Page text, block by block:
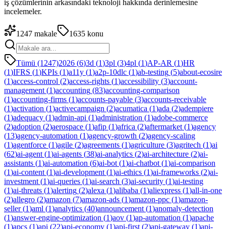
iş çözümlerinin arkasındaki teknoloji hakkında derinlemesine
incelemeler.
1247 makale 1635 konu
Tümü (1247)2026 (6)3d (1)3pl (3)4pl (1)AP-AR (1)HR
(1)IFRS (1)KPIs (1)a11y (1)a2p-10dlc (1)ab-testing (5)about-ecosire
(1)access-control (2)access-rights (1)accessibility (3)account-
management (1)accounting (83)accounting-comparison
(1)accounting-firms (1)accounts-payable (3)accounts-receivable
(1)activation (1)activecampaign (2)acumatica (1)ada (2)adempiere
(1)adequacy (1)admin-api (1)administration (1)adobe-commerce
(2)adoption (2)aerospace (1)afip (1)africa (2)aftermarket (1)agency
(13)agency-automation (1)agency-growth (2)agency-scaling
(1)agentforce (1)agile (2)agreements (1)agriculture (3)agritech (1)ai
(62)ai-agent (1)ai-agents (38)ai-analytics (2)ai-architecture (2)ai-
assistants (1)ai-automation (6)ai-bot (1)ai-chatbot (1)ai-comparison
(1)ai-content (1)ai-development (1)ai-ethics (1)ai-frameworks (2)ai-
investment (1)ai-queries (1)ai-search (3)ai-security (1)ai-testing
(1)ai-threats (1)alerting (2)alexa (1)alibaba (1)aliexpress (1)all-in-one
(2)allegro (2)amazon (7)amazon-ads (1)amazon-ppc (1)amazon-
seller(1)aml (1)analytics (40)announcement (1)anomaly-detection
(1)answer-engine-optimization (1)aov (1)ap-automation (1)apache
(1)apcs (1)api (22)api-economy (1)api-first (2)api-gateway (1)api-